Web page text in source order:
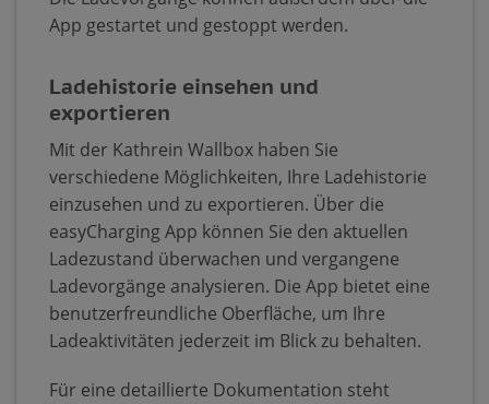
App gestartet und gestoppt werden.
Ladehistorie einsehen und
exportieren
Mit der Kathrein Wallbox haben Sie
verschiedene Möglichkeiten, Ihre Ladehistorie
einzusehen und zu exportieren. Über die
easyCharging App können Sie den aktuellen
Ladezustand überwachen und vergangene
Ladevorgänge analysieren. Die App bietet eine
benutzerfreundliche Oberfläche, um Ihre
Ladeaktivitäten jederzeit im Blick zu behalten.​
Für eine detaillierte Dokumentation steht